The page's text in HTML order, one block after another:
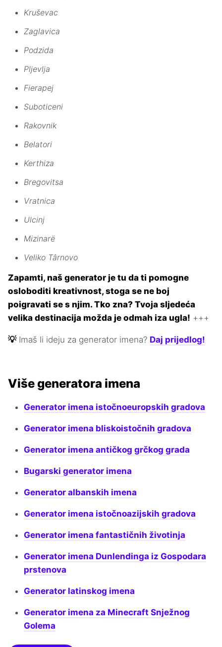
Kruševac
Zaglavica
Podzida
Pljevlja
Fierapej
Suboticeni
Rakovnik
Belatori
Kerthiza
Bregovitsa
Vratnica
Ulcinj
Mizinarë
Veliko Târnovo
Zapamti, naš generator je tu da ti pomogne
osloboditi kreativnost, stoga se ne boj
poigravati se s njim. Tko zna? Tvoja sljedeća
velika destinacija možda je odmah iza ugla! +++
💡 Imaš li ideju za generator imena? Daj prijedlog!
Više generatora imena
Generator imena istočnoeuropskih gradova
Generator imena bliskoistočnih gradova
Generator imena antičkog grčkog grada
Bugarski generator imena
Generator albanskih imena
Generator imena istočnoazijskih gradova
Generator imena fantastičnih životinja
Generator imena Dunlendinga iz Gospodara
prstenova
Generator latinskog imena
Generator imena za Minecraft Snježnog
Golema